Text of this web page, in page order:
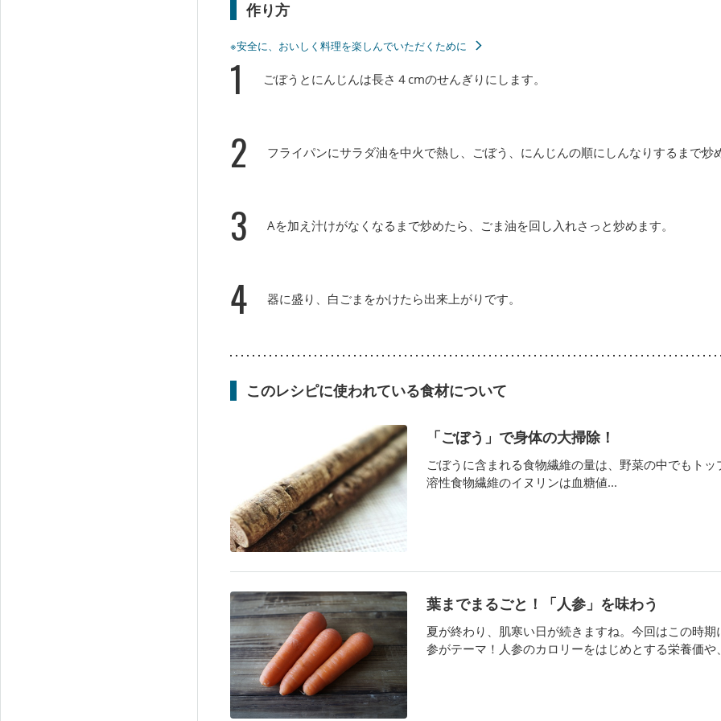
作り方
※安全に、おいしく料理を楽しんでいただくために
1 ごぼうとにんじんは長さ４cmのせんぎりにします。
2 フライパンにサラダ油を中火で熱し、ごぼう、にんじんの順にしんなりするまで炒
3 Aを加え汁けがなくなるまで炒めたら、ごま油を回し入れさっと炒めます。
4 器に盛り、白ごまをかけたら出来上がりです。
このレシピに使われている食材について
「ごぼう」で身体の大掃除！
ごぼうに含まれる食物繊維の量は、野菜の中でもト
溶性食物繊維のイヌリンは血糖値...
葉までまるごと！「人参」を味わう
夏が終わり、肌寒い日が続きますね。今回はこの時
参がテーマ！人参のカロリーをはじめとする栄養価や